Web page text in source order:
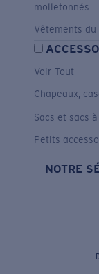
molletonnés
Vêtements du
Voir Tout
Chapeaux,
Sacs et sacs
Petits
NOTRE